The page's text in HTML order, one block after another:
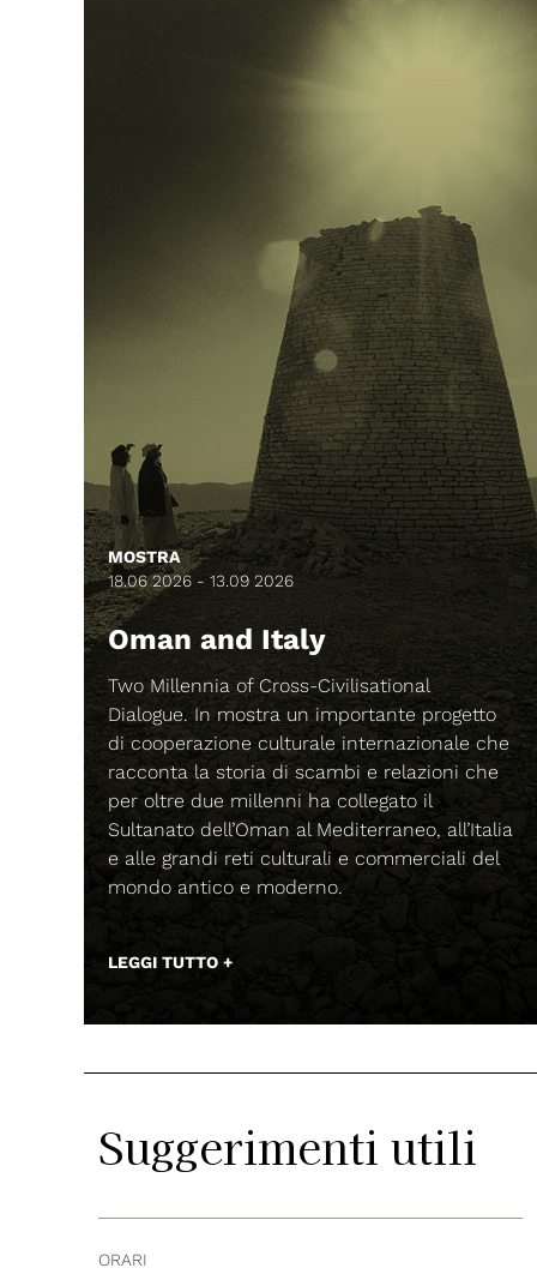
progetto
che
relazioni che
all’Italia
del
ATTIVITÀ ED EVENTI
19 GIUGNO 2026, ORE 16
BREAK CONSTRUCTION
Cronache Sincopate di Basso e
Artizhan (Franky B) e con la
Alessio Bertallot (Magmata edizioni).
LEGGI TUTTO +
Suggerimenti utili
ORARI